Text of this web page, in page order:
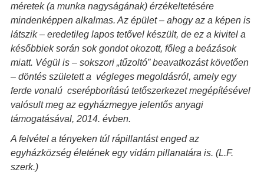
méretek (a munka nagyságának) érzékeltetésére
mindenképpen alkalmas. Az épület – ahogy az a képen is
látszik – eredetileg lapos tetővel készült, de ez a kivitel a
későbbiek során sok gondot okozott, főleg a beázások
miatt. Végül is – sokszori „tűzoltó” beavatkozást követően
– döntés született a végleges megoldásról, amely egy
ferde vonalú cserépborítású tetőszerkezet megépítésével
valósult meg az egyházmegye jelentős anyagi
támogatásával, 2014. évben.
A felvétel a tényeken túl rápillantást enged az
egyházközség életének egy vidám pillanatára is. (L.F.
szerk.)